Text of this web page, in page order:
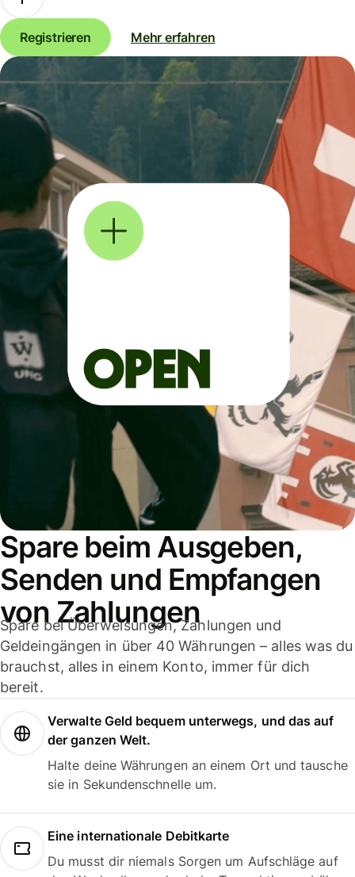
Registrieren Mehr erfahren
Spare beim Ausgeben,
Senden und Empfangen
von Zahlungen
Spare bei Überweisungen, Zahlungen und
Geldeingängen in über 40 Währungen – alles was du
brauchst, alles in einem Konto, immer für dich
bereit.
Verwalte Geld bequem unterwegs, und das auf
der ganzen Welt.
Halte deine Währungen an einem Ort und tausche
sie in Sekundenschnelle um.
Eine internationale Debitkarte
Du musst dir niemals Sorgen um Aufschläge auf